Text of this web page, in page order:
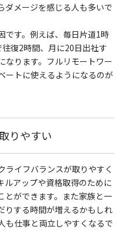
ダメージを感じる人も多いで
です。例えば、毎日片道1時
復2時間、月に20日出社す
なります。フルリモートワー
ートに使えるようになるのが
りやすい
ライフバランスが取りやすく
ルアップや資格取得のために
とができます。また家族と一
りする時間が増えるかもしれ
も仕事と両立しやすくなるで